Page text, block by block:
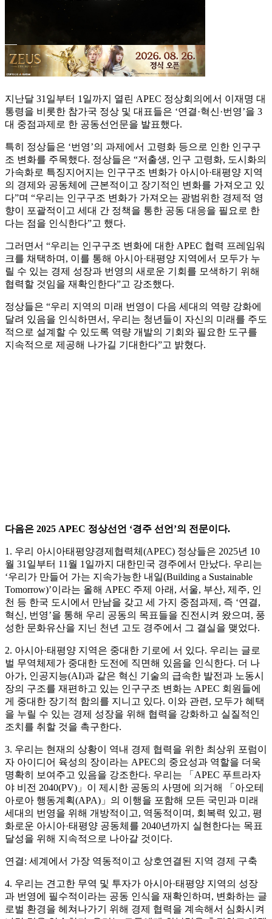
지난달 31일부터 1일까지 열린 APEC 정상회의에서 이재명 대
통령을 비롯한 참가국 정상 및 대표들은 ‘연결·혁신·번영’을 3
대 중점과제로 한 공동선언문을 발표했다.
특히 정상들은 ‘번영’의 과제에서 고령화 등으로 인한 인구구
조 변화를 주목했다. 정상들은 “저출생, 인구 고령화, 도시화의
가속화로 특징지어지는 인구구조 변화가 아시아·태평양 지역
의 경제와 공동체에 근본적이고 장기적인 변화를 가져오고 있
다”며 “우리는 인구구조 변화가 가져오는 광범위한 경제적 영
향이 포괄적이고 세대 간 정책을 통한 공동 대응을 필요로 한
다는 점을 인식한다”고 했다.
그러면서 “우리는 인구구조 변화에 대한 APEC 협력 프레임워
크를 채택하며, 이를 통해 아시아·태평양 지역에서 모두가 누
릴 수 있는 경제 성장과 번영의 새로운 기회를 모색하기 위해
협력할 것임을 재확인한다”고 강조했다.
정상들은 “우리 지역의 미래 번영이 다음 세대의 역량 강화에
달려 있음을 인식하면서, 우리는 청년들이 자신의 미래를 주도
적으로 설계할 수 있도록 역량 개발의 기회와 필요한 도구를
지속적으로 제공해 나가길 기대한다”고 밝혔다.
다음은 2025 APEC 정상선언 ‘경주 선언’의 전문이다.
1. 우리 아시아태평양경제협력체(APEC) 정상들은 2025년 10
월 31일부터 11월 1일까지 대한민국 경주에서 만났다. 우리는
‘우리가 만들어 가는 지속가능한 내일(Building a Sustainable
Tomorrow)’이라는 올해 APEC 주제 아래, 서울, 부산, 제주, 인
천 등 한국 도시에서 만남을 갖고 세 가지 중점과제, 즉 ‘연결,
혁신, 번영’을 통해 우리 공동의 목표들을 진전시켜 왔으며, 풍
성한 문화유산을 지닌 천년 고도 경주에서 그 결실을 맺었다.
2. 아시아·태평양 지역은 중대한 기로에 서 있다. 우리는 글로
벌 무역체제가 중대한 도전에 직면해 있음을 인식한다. 더 나
아가, 인공지능(AI)과 같은 혁신 기술의 급속한 발전과 노동시
장의 구조를 재편하고 있는 인구구조 변화는 APEC 회원들에
게 중대한 장기적 함의를 지니고 있다. 이와 관련, 모두가 혜택
을 누릴 수 있는 경제 성장을 위해 협력을 강화하고 실질적인
조치를 취할 것을 촉구한다.
3. 우리는 현재의 상황이 역내 경제 협력을 위한 최상위 포럼이
자 아이디어 육성의 장이라는 APEC의 중요성과 역할을 더욱
명확히 보여주고 있음을 강조한다. 우리는 「APEC 푸트라자
야 비전 2040(PV)」이 제시한 공동의 사명에 의거해 「아오테
아로아 행동계획(APA)」의 이행을 포함해 모든 국민과 미래
세대의 번영을 위해 개방적이고, 역동적이며, 회복력 있고, 평
화로운 아시아·태평양 공동체를 2040년까지 실현한다는 목표
달성을 위해 지속적으로 나아갈 것이다.
연결: 세계에서 가장 역동적이고 상호연결된 지역 경제 구축
4. 우리는 견고한 무역 및 투자가 아시아·태평양 지역의 성장
과 번영에 필수적이라는 공동 인식을 재확인하며, 변화하는 글
로벌 환경을 헤쳐나가기 위해 경제 협력을 계속해서 심화시켜